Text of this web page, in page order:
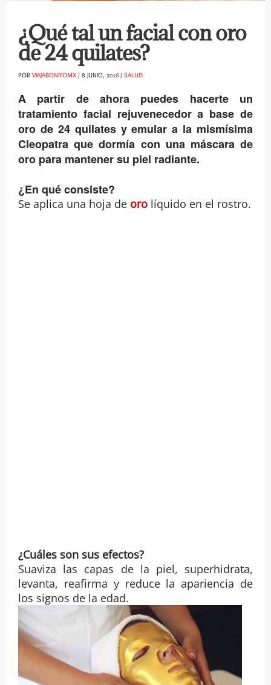
¿Qué tal un facial con oro
de 24 quilates?
POR VIAJABONITOMX / 8 JUNIO, 2016 / SALUD
A partir de ahora puedes hacerte un
tratamiento facial rejuvenecedor a base de
oro de 24 quilates y emular a la mismísima
Cleopatra que dormía con una máscara de
oro para mantener su piel radiante.
¿En qué consiste?
Se aplica una hoja de orolíquido en el rostro.
¿Cuáles son sus efectos?
Suaviza las capas de la piel, superhidrata,
levanta, reafirma y reduce la apariencia de
los signos de la edad.